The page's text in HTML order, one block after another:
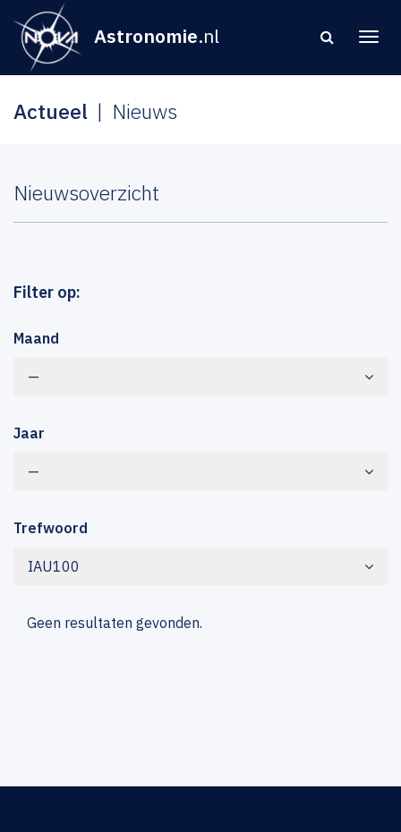
Astronomie.nl
Actueel Nieuws
Nieuwsoverzicht
Filter op:
Maand
—
Jaar
—
Trefwoord
IAU100
Geen resultaten gevonden.